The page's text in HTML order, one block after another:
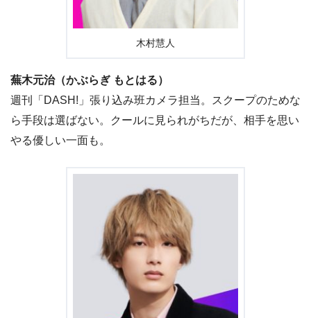
木村慧人
蕪木元治（かぶらぎ もとはる）
週刊「DASH!」張り込み班カメラ担当。スクープのためな
ら手段は選ばない。クールに見られがちだが、相手を思い
やる優しい一面も。